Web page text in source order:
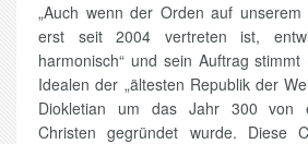
„Auch wenn der Orden auf unserem
erst seit 2004 vertreten ist,
harmonisch“ und sein Auftrag
Idealen der „ältesten Republik der
Diokletian um das Jahr 300 von
Christen gegründet wurde. Diese